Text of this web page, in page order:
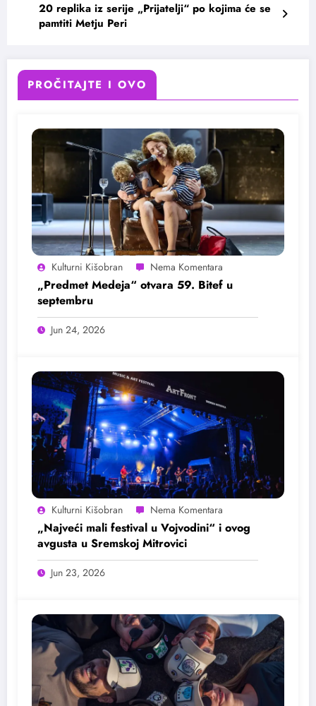
20 replika iz serije „Prijatelji“ po kojima će se
pamtiti Metju Peri
PROČITAJTE I OVO
Kulturni Kišobran
„Predmet Medeja“ otvara 59. Bitef u
septembru
Jun 24, 2026
Kulturni Kišobran
„Najveći mali festival u Vojvodini“ i ovog
avgusta u Sremskoj Mitrovici
Jun 23, 2026